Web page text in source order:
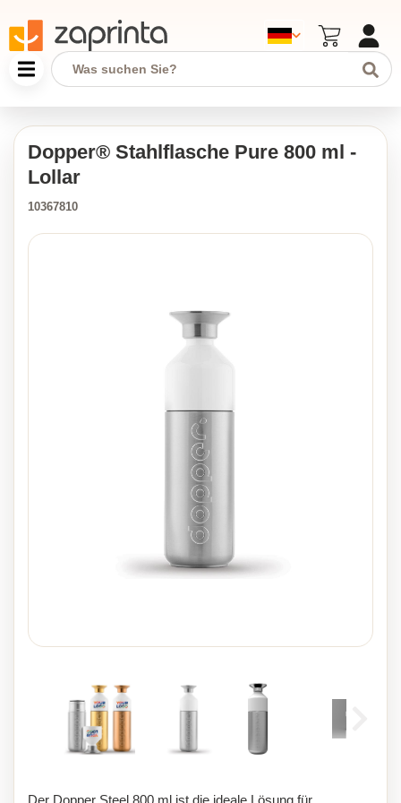
Dopper® Stahlflasche Pure 800 ml -
Lollar
10367810
Der Dopper Steel 800 ml ist die ideale Lösung für